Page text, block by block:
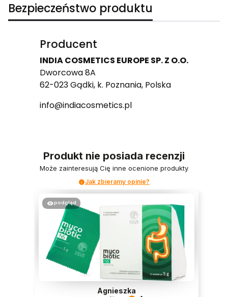
Bezpieczeństwo produktu
Producent
INDIA COSMETICS EUROPE SP. Z O.O.
Dworcowa 8A
62-023 Gądki, k. Poznania, Polska
info@indiacosmetics.pl
Produkt nie posiada recenzji
Może zainteresują Cię inne ocenione produkty
Jak zbieramy opinie?
podgląd
Agnieszka